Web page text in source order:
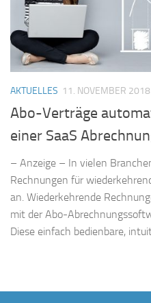
AKTUELLES 11. NOVEMBER 2018
Abo-Verträge
einer SaaS
– Anzeige – In vielen
Rechnungen für
an. Wiederkehrende
mit der Abo-
Diese einfach bedienbare,